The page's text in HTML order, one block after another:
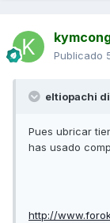
Publicado
eltiopachi
Pues ubricar
has usado
http://